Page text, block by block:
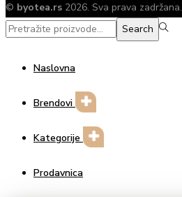
© byotea.rs 2026. Sva prava zadržana.
Search
Search
Naslovna
Brendovi
Kategorije
Prodavnica